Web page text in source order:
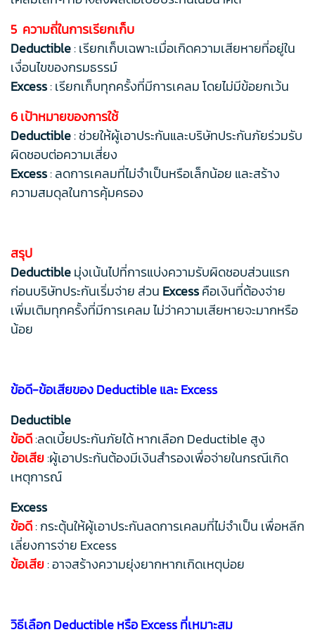
5 ความถี่ในการเรียกเก็บ
Deductible: เรียกเก็บเฉพาะเมื่อเกิดความเสียหายที่อยู่ใน
เงื่อนไขของกรมธรรม์
Excess: เรียกเก็บทุกครั้งที่มีการเคลม โดยไม่มีข้อยกเว้น
6 เป้าหมายของการใช้
Deductible: ช่วยให้ผู้เอาประกันและบริษัทประกันภัยร่วมรับ
ผิดชอบต่อความเสี่ยง
Excess: ลดการเคลมที่ไม่จำเป็นหรือเล็กน้อย และสร้าง
ความสมดุลในการคุ้มครอง
สรุป
Deductibleมุ่งเน้นไปที่การแบ่งความรับผิดชอบส่วนแรก
ก่อนบริษัทประกันเริ่มจ่าย ส่วน Excessคือเงินที่ต้องจ่าย
เพิ่มเติมทุกครั้งที่มีการเคลม ไม่ว่าความเสียหายจะมากหรือ
น้อย
ข้อดี-ข้อเสียของ Deductible และ Excess
Deductible
ข้อดี:ลดเบี้ยประกันภัยได้ หากเลือก Deductible สูง
ข้อเสีย:ผู้เอาประกันต้องมีเงินสำรองเพื่อจ่ายในกรณีเกิด
เหตุการณ์
Excess
ข้อดี: กระตุ้นให้ผู้เอาประกันลดการเคลมที่ไม่จำเป็น เพื่อหลีก
เลี่ยงการจ่าย Excess
ข้อเสีย: อาจสร้างความยุ่งยากหากเกิดเหตุบ่อย
วิธีเลือก Deductible หรือ Excess ที่เหมาะสม